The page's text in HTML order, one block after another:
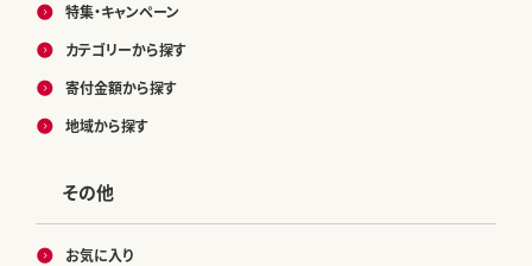
特集・キャンペーン
カテゴリーから探す
寄付金額から探す
地域から探す
その他
お気に入り